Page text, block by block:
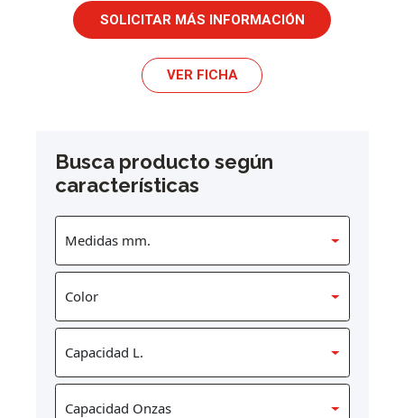
SOLICITAR MÁS INFORMACIÓN
VER FICHA
Busca producto según
características